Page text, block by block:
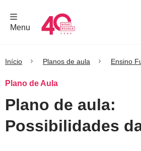
Menu
Início Planos de aula Ensino
Plano de Aula
Plano de aula:
Possibilidades